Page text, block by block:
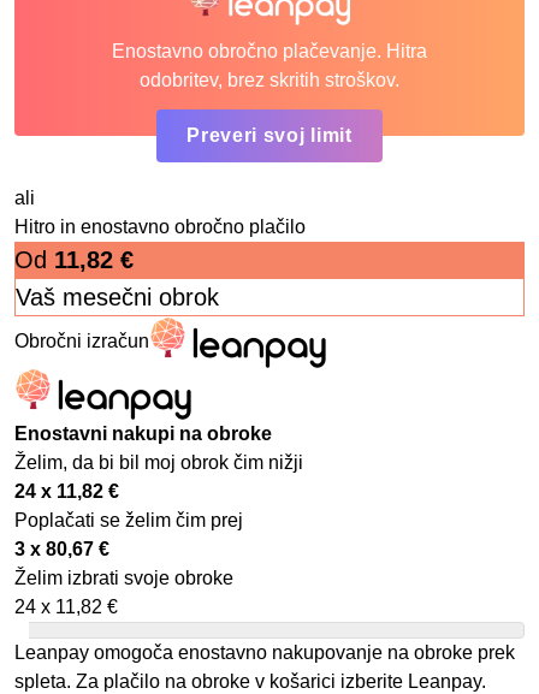
Enostavno obročno plačevanje. Hitra
odobritev, brez skritih stroškov.
Preveri svoj limit
ali
Hitro in enostavno obročno plačilo
Od 11,82 €
Vaš mesečni obrok
Obročni izračun
Enostavni nakupi na obroke
Želim, da bi bil moj obrok čim nižji
24 x 11,82 €
Poplačati se želim čim prej
3 x 80,67 €
Želim izbrati svoje obroke
24 x 11,82 €
Leanpay omogoča enostavno nakupovanje na obroke prek
spleta. Za plačilo na obroke v košarici izberite Leanpay.